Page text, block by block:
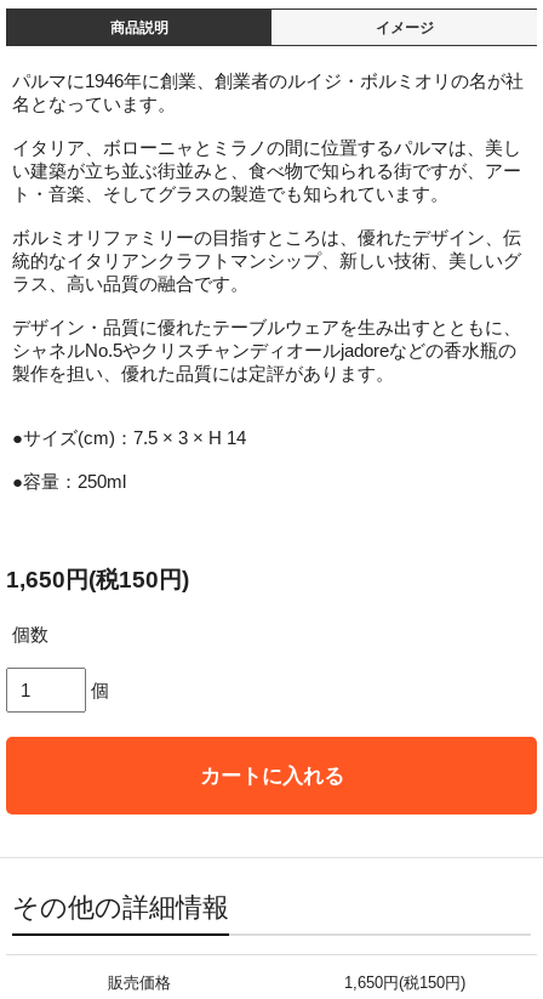
商品説明 イメージ
パルマに1946年に創業、創業者のルイジ・ボルミオリの名が社
名となっています。
イタリア、ボローニャとミラノの間に位置するパルマは、美し
い建築が立ち並ぶ街並みと、食べ物で知られる街ですが、アー
ト・音楽、そしてグラスの製造でも知られています。
ボルミオリファミリーの目指すところは、優れたデザイン、伝
統的なイタリアンクラフトマンシップ、新しい技術、美しいグ
ラス、高い品質の融合です。
デザイン・品質に優れたテーブルウェアを生み出すとともに、
シャネルNo.5やクリスチャンディオールjadoreなどの香水瓶の
製作を担い、優れた品質には定評があります。
●サイズ(cm)：7.5 × 3 × H 14
●容量：250ml
1,650円(税150円)
個数
個
カートに入れる
その他の詳細情報
販売価格 1,650円(税150円)